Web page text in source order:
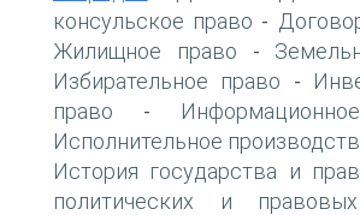
консульское право -
Жилищное право -
Избирательное право -
право -
Исполнительное
История государства и
политических и